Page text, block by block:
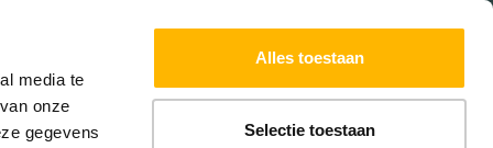
media te
onze
gegevens
Alles toestaan
Selectie toestaan